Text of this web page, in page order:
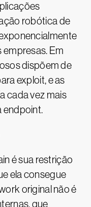
robótica de
empresas. Em
dispõem de
exploit, e as
cada vez mais
endpoint.
é sua restrição
ela consegue
original não é
que